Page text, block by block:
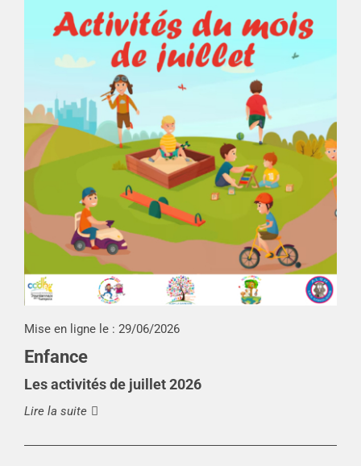
Mise en ligne le : 29/06/2026
Enfance
Les activités de juillet 2026
Lire la suite